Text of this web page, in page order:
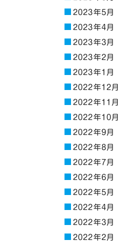
2023年5月
2023年4月
2023年3月
2023年2月
2023年1月
2022年12月
2022年11月
2022年10月
2022年9月
2022年8月
2022年7月
2022年6月
2022年5月
2022年4月
2022年3月
2022年2月